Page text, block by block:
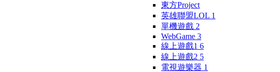
東方Project
英雄聯盟LOL 1
單機遊戲 2
WebGame 3
線上遊戲1 6
線上遊戲2 5
電視遊樂器 1